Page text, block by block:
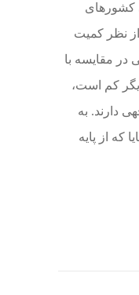
کشورهای
نظر کمیت
در مقایسه با
کم است،
دارند. به
که از پایه